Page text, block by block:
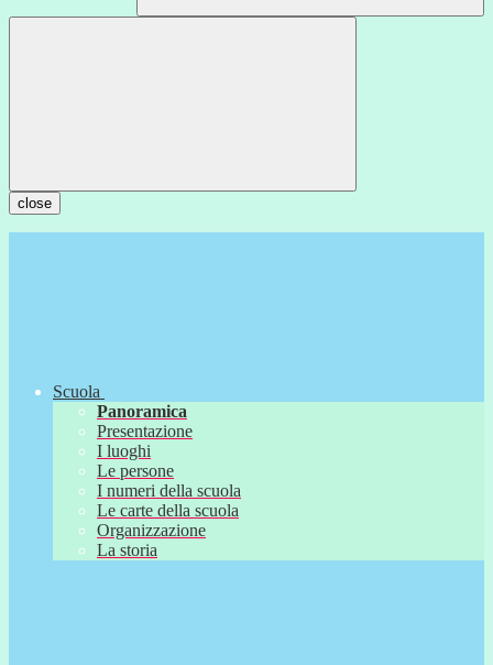
close
Scuola
Panoramica
Presentazione
I luoghi
Le persone
I numeri della scuola
Le carte della scuola
Organizzazione
La storia